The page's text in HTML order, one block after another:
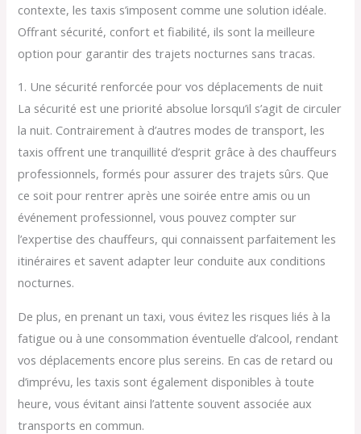
contexte, les taxis s’imposent comme une solution idéale.
Offrant sécurité, confort et fiabilité, ils sont la meilleure
option pour garantir des trajets nocturnes sans tracas.
1. Une sécurité renforcée pour vos déplacements de nuit
La sécurité est une priorité absolue lorsqu’il s’agit de circuler
la nuit. Contrairement à d’autres modes de transport, les
taxis offrent une tranquillité d’esprit grâce à des chauffeurs
professionnels, formés pour assurer des trajets sûrs. Que
ce soit pour rentrer après une soirée entre amis ou un
événement professionnel, vous pouvez compter sur
l’expertise des chauffeurs, qui connaissent parfaitement les
itinéraires et savent adapter leur conduite aux conditions
nocturnes.
De plus, en prenant un taxi, vous évitez les risques liés à la
fatigue ou à une consommation éventuelle d’alcool, rendant
vos déplacements encore plus sereins. En cas de retard ou
d’imprévu, les taxis sont également disponibles à toute
heure, vous évitant ainsi l’attente souvent associée aux
transports en commun.